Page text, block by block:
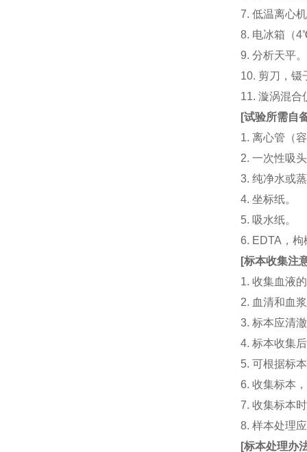
7. 低温离心
8. 电冰箱（
9. 分析天平。
10. 剪刀，镊
11. 漩涡混
[试验所需自
1. 离心管（
2. 一次性吸
3. 纯净水或
4. 坐标纸。
5. 吸水纸。
6. EDTA，
[标本收集注
1. 收集血液
2. 血清和血
3. 标本应清
4. 标本收集
5. 可根据标
6. 收集标本
7. 收集标本
8. 样本处理
[标本处理办